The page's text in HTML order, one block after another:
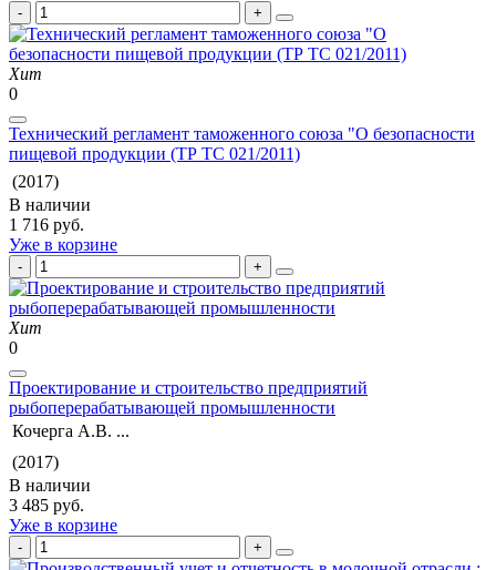
Хит
0
Технический регламент таможенного союза "О безопасности
пищевой продукции (ТР ТС 021/2011)
(2017)
В наличии
1 716 руб.
Уже в корзине
Хит
0
Проектирование и строительство предприятий
рыбоперерабатывающей промышленности
Кочерга А.В. ...
(2017)
В наличии
3 485 руб.
Уже в корзине